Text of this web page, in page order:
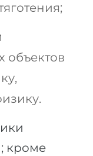
объектов
кроме